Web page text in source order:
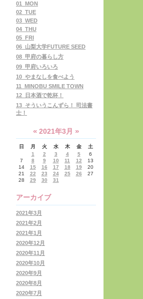
01_MON
02_TUE
03_WED
04_THU
05_FRI
06_山梨大学FUTURE SEED
08_甲府の暮らし方
09_甲府いろいろ
10_やまなしを食べよう
11_MINOBU SMILE TOWN
12_日本酒で乾杯！
13_そういうこんずら！ 司法書
士！
« 2021年3月 »
日 月 火 水 木 金
土
1
2 3 4 5
6
7
8 9 10 11 12
13
14
15 16 17 18 19
20
21
22 23 24 25 26
27
28
29 30 31
アーカイブ
2021年3月
2021年2月
2021年1月
2020年12月
2020年11月
2020年10月
2020年9月
2020年8月
2020年7月